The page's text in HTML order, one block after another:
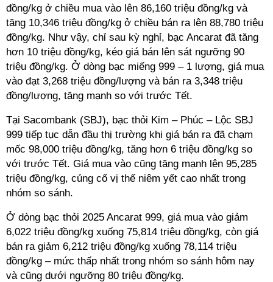
đồng/kg ở chiều mua vào lên 86,160 triệu đồng/kg và
tăng 10,346 triệu đồng/kg ở chiều bán ra lên 88,780 triệu
đồng/kg. Như vậy, chỉ sau kỳ nghỉ, bạc Ancarat đã tăng
hơn 10 triệu đồng/kg, kéo giá bán lên sát ngưỡng 90
triệu đồng/kg. Ở dòng bạc miếng 999 – 1 lượng, giá mua
vào đạt 3,268 triệu đồng/lượng và bán ra 3,348 triệu
đồng/lượng, tăng mạnh so với trước Tết.
Tại Sacombank (SBJ), bạc thỏi Kim – Phúc – Lộc SBJ
999 tiếp tục dẫn đầu thị trường khi giá bán ra đã chạm
mốc 98,000 triệu đồng/kg, tăng hơn 6 triệu đồng/kg so
với trước Tết. Giá mua vào cũng tăng mạnh lên 95,285
triệu đồng/kg, củng cố vị thế niêm yết cao nhất trong
nhóm so sánh.
Ở dòng bạc thỏi 2025 Ancarat 999, giá mua vào giảm
6,022 triệu đồng/kg xuống 75,814 triệu đồng/kg, còn giá
bán ra giảm 6,212 triệu đồng/kg xuống 78,114 triệu
đồng/kg – mức thấp nhất trong nhóm so sánh hôm nay
và cũng dưới ngưỡng 80 triệu đồng/kg.